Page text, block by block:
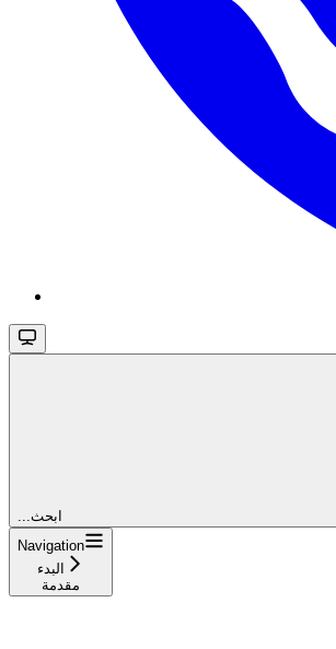
...ابحث
Navigation
البدء
مقدمة